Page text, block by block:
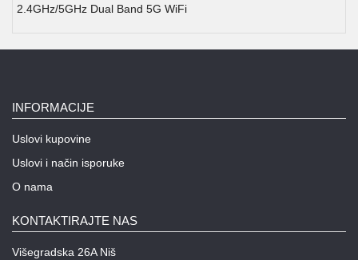
2.4GHz/5GHz Dual Band 5G WiFi
INFORMACIJE
Uslovi kupovine
Uslovi i način isporuke
O nama
KONTAKTIRAJTE NAS
Višegradska 26A Niš